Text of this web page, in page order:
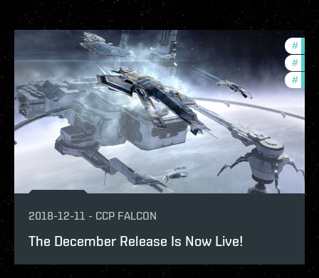
#
#
#
2018-12-11 - CCP FALCON
The December Release Is Now Live!